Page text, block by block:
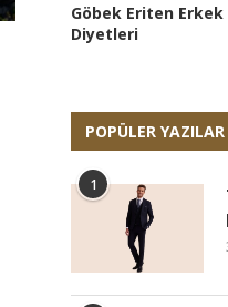
Göbek Eriten Erkek
Diyetleri
POPÜLER YAZILAR
1